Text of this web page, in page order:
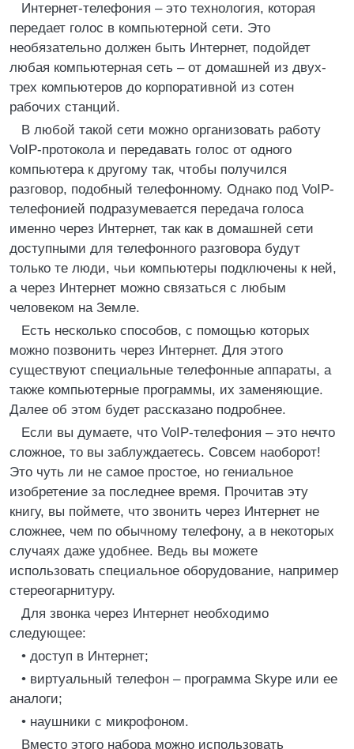
Интернет-телефония – это технология, которая
передает голос в компьютерной сети. Это
необязательно должен быть Интернет, подойдет
любая компьютерная сеть – от домашней из двух-
трех компьютеров до корпоративной из сотен
рабочих станций.
В любой такой сети можно организовать работу
VoIP-протокола и передавать голос от одного
компьютера к другому так, чтобы получился
разговор, подобный телефонному. Однако под VoIP-
телефонией подразумевается передача голоса
именно через Интернет, так как в домашней сети
доступными для телефонного разговора будут
только те люди, чьи компьютеры подключены к ней,
а через Интернет можно связаться с любым
человеком на Земле.
Есть несколько способов, с помощью которых
можно позвонить через Интернет. Для этого
существуют специальные телефонные аппараты, а
также компьютерные программы, их заменяющие.
Далее об этом будет рассказано подробнее.
Если вы думаете, что VoIP-телефония – это нечто
сложное, то вы заблуждаетесь. Совсем наоборот!
Это чуть ли не самое простое, но гениальное
изобретение за последнее время. Прочитав эту
книгу, вы поймете, что звонить через Интернет не
сложнее, чем по обычному телефону, а в некоторых
случаях даже удобнее. Ведь вы можете
использовать специальное оборудование, например
стереогарнитуру.
Для звонка через Интернет необходимо
следующее:
• доступ в Интернет;
• виртуальный телефон – программа Skype или ее
аналоги;
• наушники с микрофоном.
Вместо этого набора можно использовать